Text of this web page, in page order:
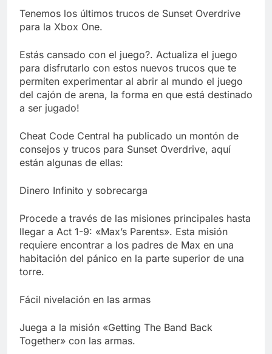
Crucero en México te
lleva a lugares
nocturna y reuniones de
secuestrados
La Inteligencia Artificial
deepfake de Samsung
fabrica un clip de
movimiento desde una
sola foto
7 Años Atrás
Tenemos los últimos trucos de Sunset Overdrive
para la Xbox One.
Estás cansado con el juego?. Actualiza el juego
para disfrutarlo con estos nuevos trucos que te
permiten experimentar al abrir al mundo el juego
del cajón de arena, la forma en que está destinado
a ser jugado!
Cheat Code Central ha publicado un montón de
consejos y trucos para Sunset Overdrive, aquí
están algunas de ellas:
Dinero Infinito y sobrecarga
Procede a través de las misiones principales hasta
llegar a Act 1-9: «Max’s Parents». Esta misión
requiere encontrar a los padres de Max en una
habitación del pánico en la parte superior de una
torre.
Fácil nivelación en las armas
Juega a la misión «Getting The Band Back
Together» con las armas.